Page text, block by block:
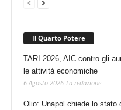
Il Quarto Potere
TARI 2026, AIC contro gli
le attività economiche
6 Agosto 2026 La redazione
Olio: Unapol chiede lo stato